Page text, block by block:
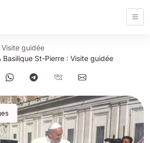
Visite guidée
Basilique St-Pierre : Visite guidée